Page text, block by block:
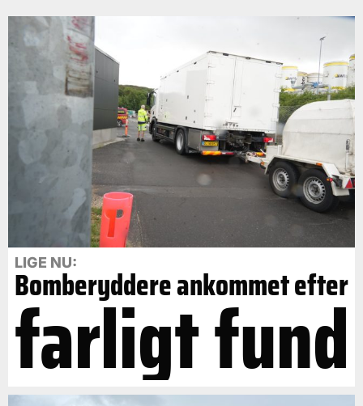
LIGE NU:
Bomberyddere ankommet efter
farligt fund